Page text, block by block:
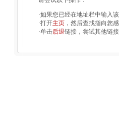
·如果您已经在地址栏中输入
·打开主页 ，然后查找指向您
·单击后退链接，尝试其他链